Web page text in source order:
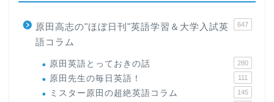
原田高志の"ほぼ日刊"英語学習＆大学入試英
語コラム
647
原田英語とっておきの話 280
原田先生の毎日英語！ 111
ミスター原田の超絶英語コラム 145